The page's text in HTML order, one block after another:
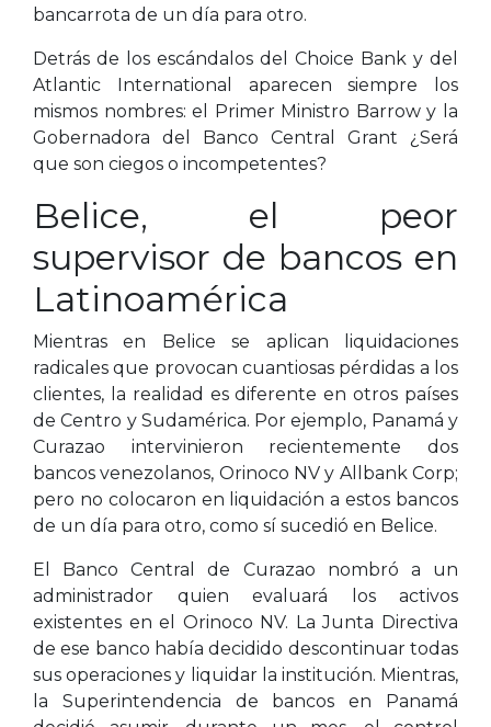
bancarrota de un día para otro.
Detrás de los escándalos del Choice Bank y del
Atlantic International aparecen siempre los
mismos nombres: el Primer Ministro Barrow y la
Gobernadora del Banco Central Grant ¿Será
que son ciegos o incompetentes?
Belice, el peor
supervisor de bancos en
Latinoamérica
Mientras en Belice se aplican liquidaciones
radicales que provocan cuantiosas pérdidas a los
clientes, la realidad es diferente en otros países
de Centro y Sudamérica. Por ejemplo, Panamá y
Curazao intervinieron recientemente dos
bancos venezolanos, Orinoco NV y Allbank Corp;
pero no colocaron en liquidación a estos bancos
de un día para otro, como sí sucedió en Belice.
El Banco Central de Curazao nombró a un
administrador quien evaluará los activos
existentes en el Orinoco NV. La Junta Directiva
de ese banco había decidido descontinuar todas
sus operaciones y liquidar la institución. Mientras,
la Superintendencia de bancos en Panamá